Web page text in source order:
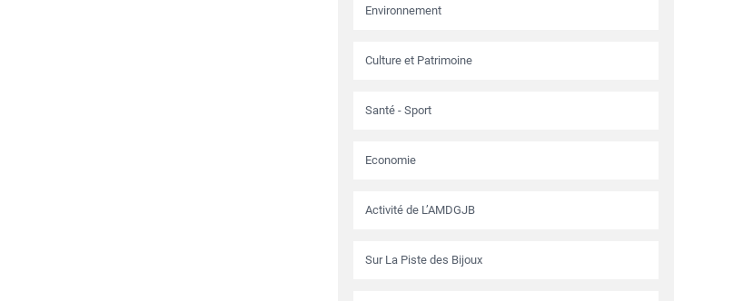
Environnement
Culture et Patrimoine
Santé - Sport
Economie
Activité de L’AMDGJB
Sur La Piste des Bijoux